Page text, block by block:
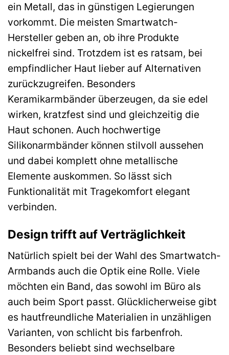
ein Metall, das in günstigen Legierungen
vorkommt. Die meisten Smartwatch-
Hersteller geben an, ob ihre Produkte
nickelfrei sind. Trotzdem ist es ratsam, bei
empfindlicher Haut lieber auf Alternativen
zurückzugreifen. Besonders
Keramikarmbänder überzeugen, da sie edel
wirken, kratzfest sind und gleichzeitig die
Haut schonen. Auch hochwertige
Silikonarmbänder können stilvoll aussehen
und dabei komplett ohne metallische
Elemente auskommen. So lässt sich
Funktionalität mit Tragekomfort elegant
verbinden.
Design trifft auf Verträglichkeit
Natürlich spielt bei der Wahl des Smartwatch-
Armbands auch die Optik eine Rolle. Viele
möchten ein Band, das sowohl im Büro als
auch beim Sport passt. Glücklicherweise gibt
es hautfreundliche Materialien in unzähligen
Varianten, von schlicht bis farbenfroh.
Besonders beliebt sind wechselbare